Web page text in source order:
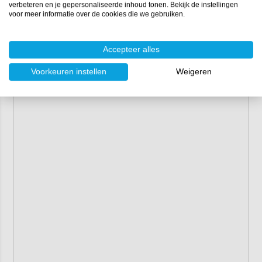
verbeteren en je gepersonaliseerde inhoud tonen. Bekijk de instellingen
voor meer informatie over de cookies die we gebruiken.
Accepteer alles
Voorkeuren instellen Weigeren